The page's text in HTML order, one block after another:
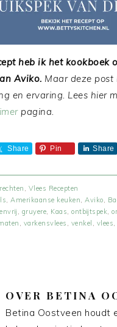
heb ik het kookboek
Aviko. Maar deze post
en ervaring. Lees hier
pagina.
Share Pin Share
Vlees Recepten
Amerikaanse keuken Aviko
gruyere Kaas ,ontbijtspek ,
varkensvlees venkel vlees
OVER BETINA
Betina Oostveen houdt